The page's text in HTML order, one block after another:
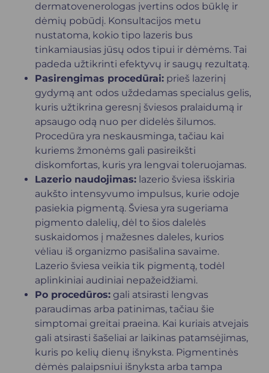
dermatovenerologas įvertins odos būklę ir
dėmių pobūdį. Konsultacijos metu
nustatoma, kokio tipo lazeris bus
tinkamiausias jūsų odos tipui ir dėmėms. Tai
padeda užtikrinti efektyvų ir saugų rezultatą.
Pasirengimas procedūrai: prieš lazerinį
gydymą ant odos uždedamas specialus gelis,
kuris užtikrina geresnį šviesos pralaidumą ir
apsaugo odą nuo per didelės šilumos.
Procedūra yra neskausminga, tačiau kai
kuriems žmonėms gali pasireikšti
diskomfortas, kuris yra lengvai toleruojamas.
Lazerio naudojimas: lazerio šviesa išskiria
aukšto intensyvumo impulsus, kurie odoje
pasiekia pigmentą. Šviesa yra sugeriama
pigmento dalelių, dėl to šios dalelės
suskaidomos į mažesnes daleles, kurios
vėliau iš organizmo pasišalina savaime.
Lazerio šviesa veikia tik pigmentą, todėl
aplinkiniai audiniai nepažeidžiami.
Po procedūros: gali atsirasti lengvas
paraudimas arba patinimas, tačiau šie
simptomai greitai praeina. Kai kuriais atvejais
gali atsirasti šašeliai ar laikinas patamsėjimas,
kuris po kelių dienų išnyksta. Pigmentinės
dėmės palaipsniui išnyksta arba tampa